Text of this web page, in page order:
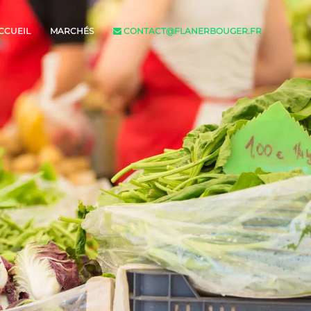
MARCHÉS CONTACT@FLANERBOUGER.FR